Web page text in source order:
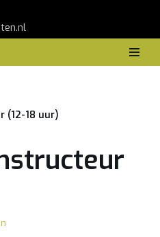
(12-18 uur)